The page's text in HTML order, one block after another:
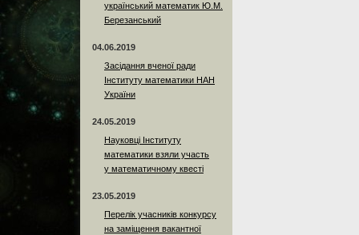
український математик Ю.М.
Березанський
04.06.2019
Засідання вченої ради
Інституту математики НАН
України
24.05.2019
Науковці Інституту
математики взяли участь
у математичному квесті
23.05.2019
Перелік учасників конкурсу
на заміщення вакантної